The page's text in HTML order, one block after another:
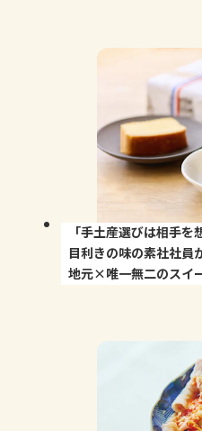
AJINOMOTO PARK とは
「手土産選びは相手を
目利きの味の素社社員
地元×唯一無二のスイ